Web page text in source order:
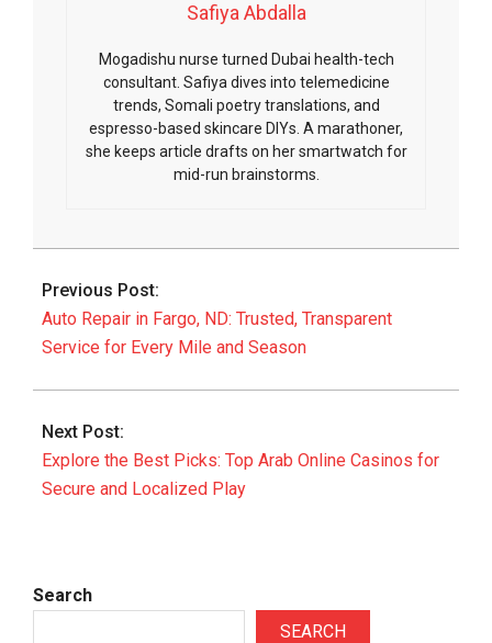
Safiya Abdalla
Mogadishu nurse turned Dubai health-tech
consultant. Safiya dives into telemedicine
trends, Somali poetry translations, and
espresso-based skincare DIYs. A marathoner,
she keeps article drafts on her smartwatch for
mid-run brainstorms.
2026-
10
Previous Post:
Auto Repair in Fargo, ND: Trusted, Transparent
Service for Every Mile and Season
Next Post:
Explore the Best Picks: Top Arab Online Casinos for
Secure and Localized Play
Search
SEARCH